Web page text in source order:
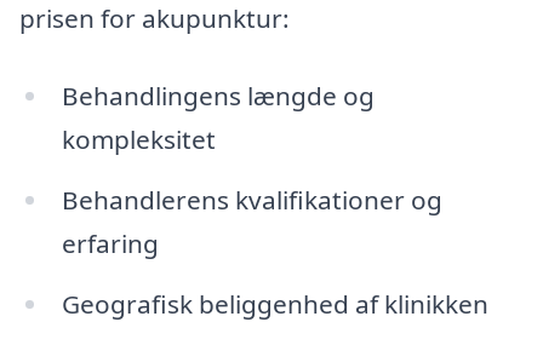
prisen for akupunktur:
Behandlingens længde og
kompleksitet
Behandlerens kvalifikationer og
erfaring
Geografisk beliggenhed af klinikken